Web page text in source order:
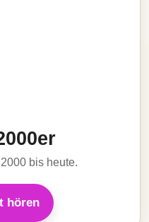
bis heute.
hören